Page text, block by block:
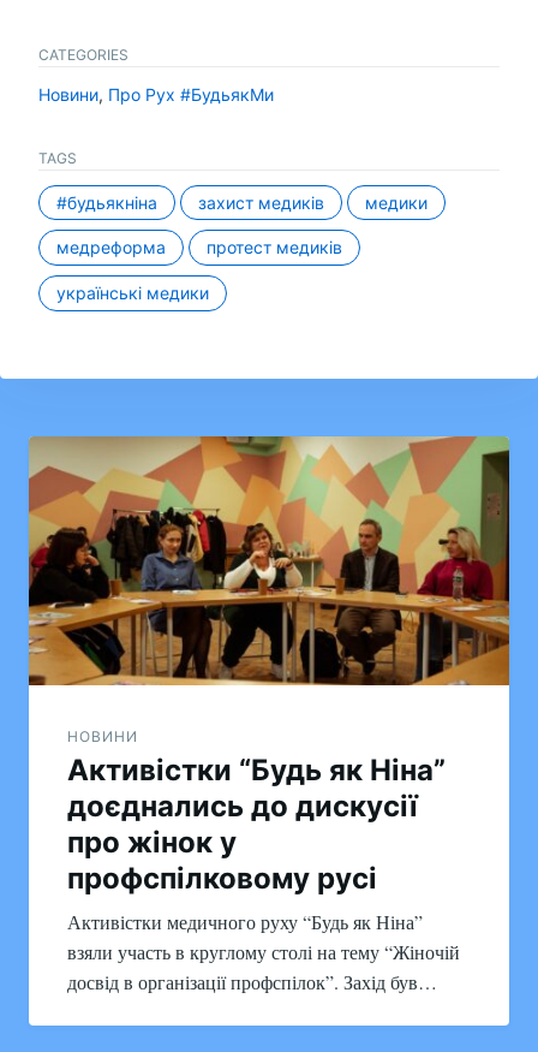
CATEGORIES
Новини, Про Рух #БудьякМи
TAGS
#будьякніна захист медиків медики
медреформа протест медиків
українські медики
Навігація
записів
НОВИНИ
Активістки “Будь як Ніна”
доєднались до дискусії
про жінок у
профспілковому русі
Активістки медичного руху “Будь як Ніна”
взяли участь в круглому столі на тему “Жіночій
досвід в організації профспілок”. Захід був…